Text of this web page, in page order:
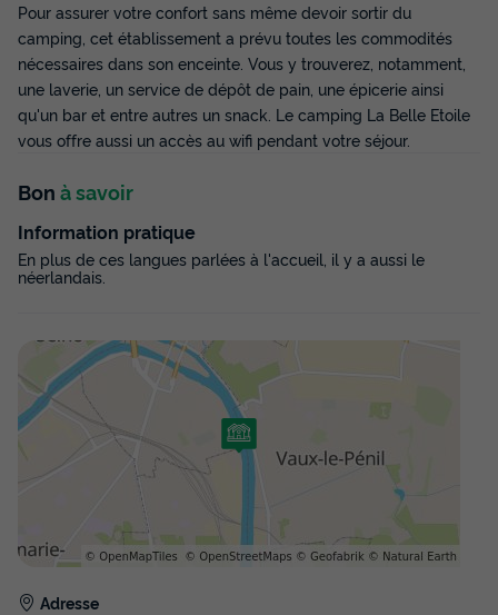
Pour assurer votre confort sans même devoir sortir du
camping, cet établissement a prévu toutes les commodités
nécessaires dans son enceinte. Vous y trouverez, notamment,
une laverie, un service de dépôt de pain, une épicerie ainsi
qu'un bar et entre autres un snack. Le camping La Belle Etoile
vous offre aussi un accès au wifi pendant votre séjour.
Bon à savoir
Information pratique
En plus de ces langues parlées à l'accueil, il y a aussi le
néerlandais.
Adresse